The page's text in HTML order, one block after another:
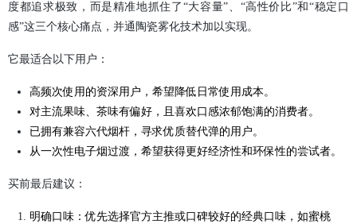
度都追求极致，而是精准地抓住了“大容量”、“高性价比”和“稳定口
感”这三个核心痛点，并通陶瓷雾化技术加以实现。
它最适合以下用户：
高频次使用的资深用户，希望降低日常使用成本。
对主流果味、茶味有偏好，且喜欢口感浓郁饱满的消费者。
已拥有兼容六代烟杆，寻求优质替代弹的用户。
从一次性电子烟过渡，希望获得更好经济性和环保性的尝试者。
买前最后建议：
明确口味：优先选择官方主推或口碑较好的经典口味，如蜜桃